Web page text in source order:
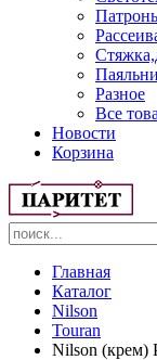
Разное
Все
Новости
Корзина
Главная
Каталог
Nilson
Touran
Nilson (крем)